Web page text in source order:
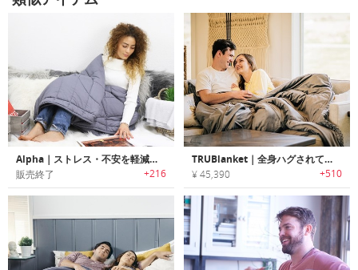
Alpha｜ストレス・不安を軽減する心地よい重さのウェイトブランケット「アルファ」
販売終了 +216
TRUBlanket｜全身ハグされているような感覚のストレス低減ウェイトブランケット「トゥルーブランケット」
¥ 45,390 +510